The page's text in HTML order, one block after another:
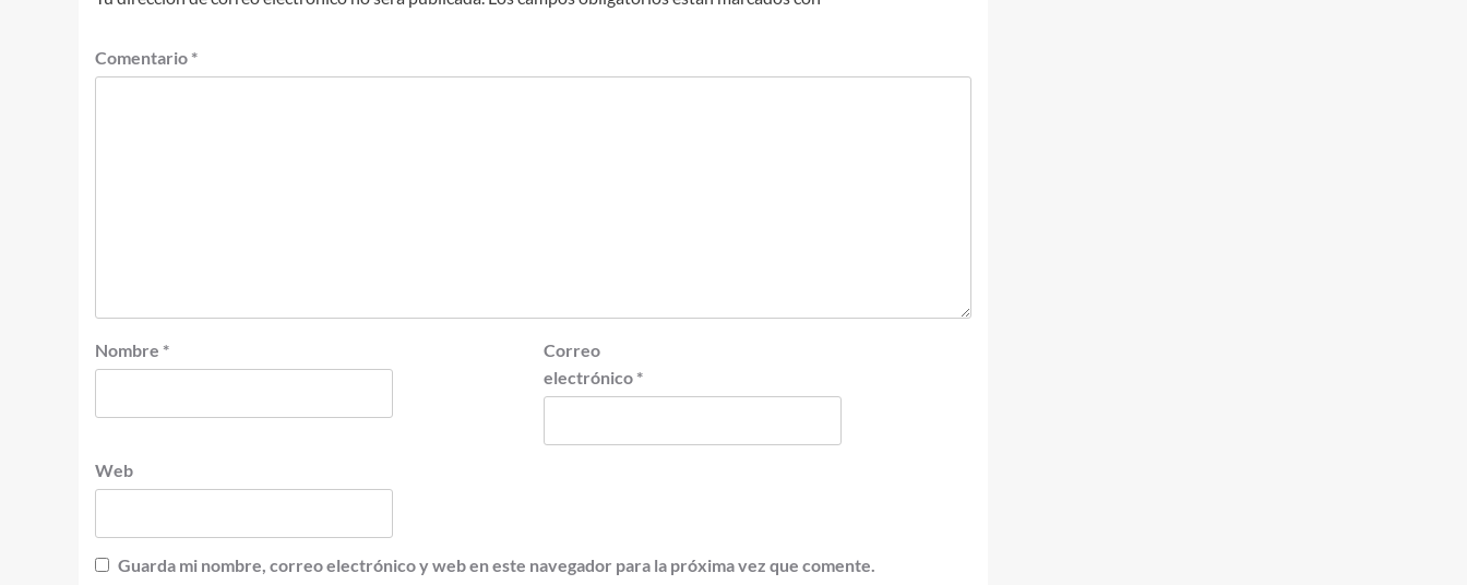
Comentario *
Nombre *
Correo
electrónico *
Web
Guarda mi nombre, correo electrónico y web en este navegador para la próxima vez que comente.